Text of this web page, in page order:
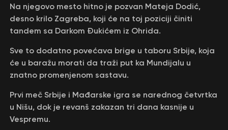
Na njegovo mesto hitno je pozvan Mateja Dodić,
desno krilo Zagreba, koji će na toj poziciji činiti
tandem sa Darkom Đukićem iz Ohrida.
Sve to dodatno povećava brige u taboru Srbije, koja
će u baražu morati da traži put ka Mundijalu u
znatno promenjenom sastavu.
Prvi meč Srbije i Mađarske igra se narednog četvrtka
u Nišu, dok je revanš zakazan tri dana kasnije u
Vespremu.